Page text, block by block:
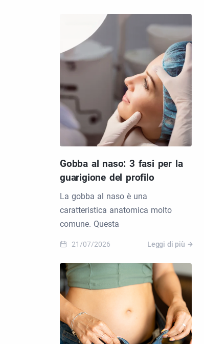
Gobba al naso: 3 fasi per la
guarigione del profilo
La gobba al naso è una
caratteristica anatomica molto
comune. Questa
21/07/2026 Leggi di più